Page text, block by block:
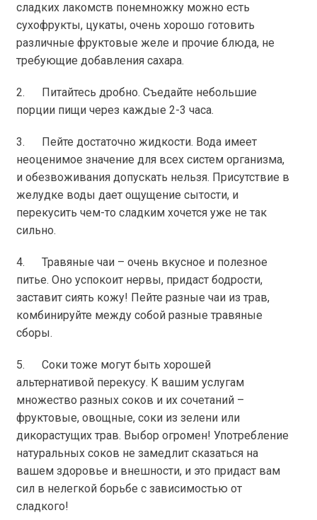
сладких лакомств понемножку можно есть
сухофрукты, цукаты, очень хорошо готовить
различные фруктовые желе и прочие блюда, не
требующие добавления сахара.
2. Питайтесь дробно. Съедайте небольшие
порции пищи через каждые 2-3 часа.
3. Пейте достаточно жидкости. Вода имеет
неоценимое значение для всех систем организма,
и обезвоживания допускать нельзя. Присутствие в
желудке воды дает ощущение сытости, и
перекусить чем-то сладким хочется уже не так
сильно.
4. Травяные чаи – очень вкусное и полезное
питье. Оно успокоит нервы, придаст бодрости,
заставит сиять кожу! Пейте разные чаи из трав,
комбинируйте между собой разные травяные
сборы.
5. Соки тоже могут быть хорошей
альтернативой перекусу. К вашим услугам
множество разных соков и их сочетаний –
фруктовые, овощные, соки из зелени или
дикорастущих трав. Выбор огромен! Употребление
натуральных соков не замедлит сказаться на
вашем здоровье и внешности, и это придаст вам
сил в нелегкой борьбе с зависимостью от
сладкого!